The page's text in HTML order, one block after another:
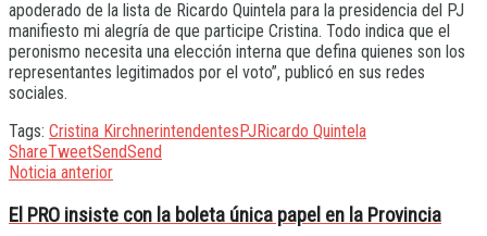
apoderado de la lista de Ricardo Quintela para la presidencia del PJ
manifiesto mi alegría de que participe Cristina. Todo indica que el
peronismo necesita una elección interna que defina quienes son los
representantes legitimados por el voto”, publicó en sus redes
sociales.
Tags: Cristina KirchnerintendentesPJRicardo Quintela
ShareTweetSendSend
Noticia anterior
El PRO insiste con la boleta única papel en la Provincia